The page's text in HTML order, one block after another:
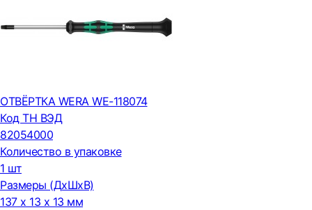
ОТВЁРТКА WERA WE-118074
Код ТН ВЭД
82054000
Количество в упаковке
1 шт
Размеры (ДxШxВ)
137 x 13 x 13 мм